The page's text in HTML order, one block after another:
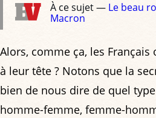
À ce sujet — Le beau
Macron
Alors, comme ça, les Français
à leur tête ? Notons que la
bien de nous dire de quel
homme-femme, femme-